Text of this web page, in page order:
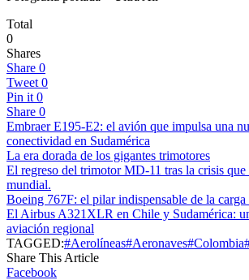
Total
0
Shares
Share 0
Tweet 0
Pin it 0
Share 0
Embraer E195-E2: el avión que impulsa una
conectividad en Sudamérica
La era dorada de los gigantes trimotores
El regreso del trimotor MD-11 tras la crisis
mundial.
Boeing 767F: el pilar indispensable de la carga
El Airbus A321XLR en Chile y Sudamérica:
aviación regional
TAGGED:#Aerolíneas#Aeronaves#Colombia
Share This Article
Facebook